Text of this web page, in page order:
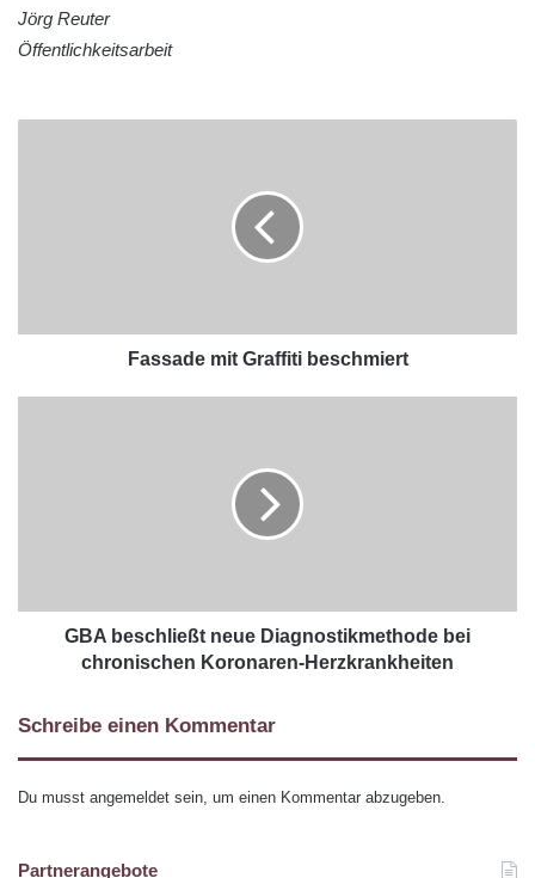
Jörg Reuter
Öffentlichkeitsarbeit
Fassade mit Graffiti beschmiert
GBA beschließt neue Diagnostikmethode bei
chronischen Koronaren-Herzkrankheiten
Schreibe einen Kommentar
Du musst angemeldet sein, um einen Kommentar abzugeben.
Partnerangebote